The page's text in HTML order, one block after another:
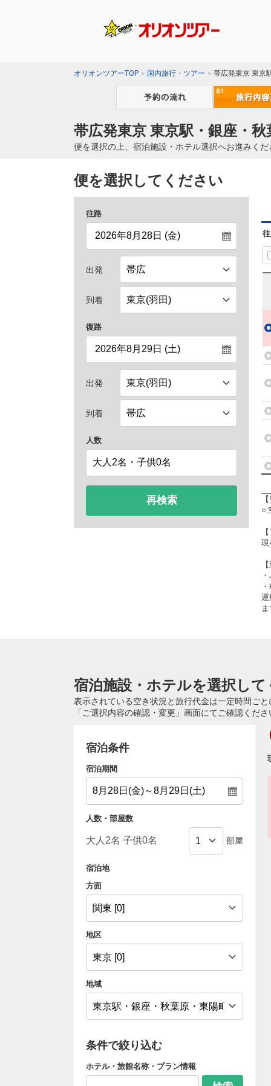
オリオンツアーTOP 国内旅行・ツアー 帯広発東京 東京
帯広発東京 東京駅・銀座・
便を選択の上、宿泊施設・ホテル選択へお進みくだ
便を選択してください
往路
出発
到着
復路
出発
到着
人数
再検索
○:
現
運
宿泊施設・ホテルを選択し
表示されている空き状況と旅行代金は一定時間ご
「ご選択内容の確認・変更」画面にてご確認くださ
宿泊条件
宿泊期間
人数・部屋数
部屋
宿泊地
方面
地区
地域
条件で絞り込む
ホテル・旅館名称・プラン情報